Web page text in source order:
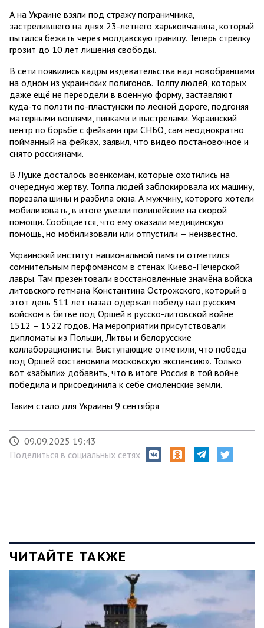
А на Украине взяли под стражу пограничника,
застрелившего на днях 23-летнего харьковчанина, который
пытался бежать через молдавскую границу. Теперь стрелку
грозит до 10 лет лишения свободы.
В сети появились кадры издевательства над новобранцами
на одном из украинских полигонов. Толпу людей, которых
даже ещё не переодели в военную форму, заставляют
куда-то ползти по-пластунски по лесной дороге, подгоняя
матерными воплями, пинками и выстрелами. Украинский
центр по борьбе с фейками при СНБО, сам неоднократно
пойманный на фейках, заявил, что видео постановочное и
снято россиянами.
В Луцке досталось военкомам, которые охотились на
очередную жертву. Толпа людей заблокировала их машину,
порезала шины и разбила окна. А мужчину, которого хотели
мобилизовать, в итоге увезли полицейские на скорой
помощи. Сообщается, что ему оказали медицинскую
помощь, но мобилизовали или отпустили — неизвестно.
Украинский институт национальной памяти отметился
сомнительным перфомансом в стенах Киево-Печерской
лавры. Там презентовали восстановленные знамёна войска
литовского гетмана Константина Острожского, который в
этот день 511 лет назад одержал победу над русским
войском в битве под Оршей в русско-литовской войне
1512 – 1522 годов. На мероприятии присутствовали
дипломаты из Польши, Литвы и белорусские
коллаборационисты. Выступающие отметили, что победа
под Оршей «остановила московскую экспансию». Только
вот «забыли» добавить, что в итоге Россия в той войне
победила и присоединила к себе смоленские земли.
Таким стало для Украины 9 сентября
09.09.2025 19:43
Поделиться в социальных сетях
ЧИТАЙТЕ ТАКЖЕ